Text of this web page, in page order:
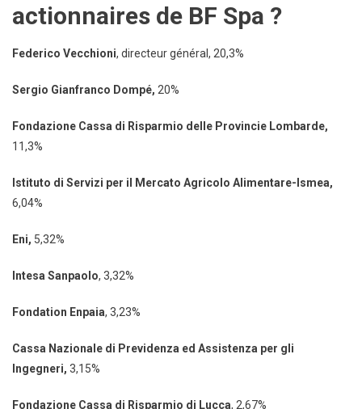
actionnaires de BF Spa ?
Federico Vecchioni, directeur général, 20,3%
Sergio Gianfranco Dompé, 20%
Fondazione Cassa di Risparmio delle Provincie Lombarde,
11,3%
Istituto di Servizi per il Mercato Agricolo Alimentare-Ismea,
6,04%
Eni, 5,32%
Intesa Sanpaolo, 3,32%
Fondation Enpaia, 3,23%
Cassa Nazionale di Previdenza ed Assistenza per gli
Ingegneri, 3,15%
Fondazione Cassa di Risparmio di Lucca, 2,67%